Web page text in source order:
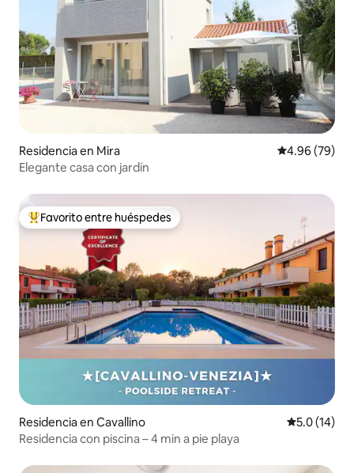
Residencia en Mira Calificación
4.96 (79)
Elegante casa con jardín
De los mejores en Favorito entre huéspedes
Favorito entre huéspedes
Residencia en Cavallino Calificación
5.0 (14)
Residencia con piscina – 4 min a pie playa